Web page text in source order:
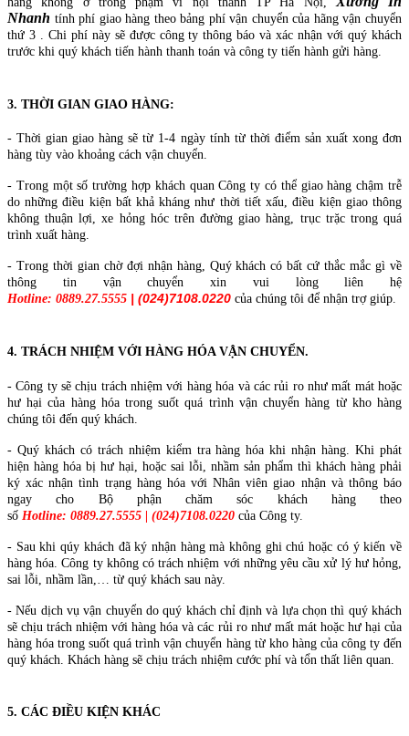
Nhanh tính phí giao hàng theo bảng phí vận chuyển của hãng vận chuyển
thứ 3 . Chi phí này sẽ được công ty thông báo và xác nhận với quý khách
trước khi quý khách tiến hành thanh toán và công ty tiến hành gửi hàng.
3. THỜI GIAN GIAO HÀNG:
- Thời gian giao hàng sẽ từ 1-4 ngày tính từ thời điểm sản xuất xong đơn
hàng tùy vào khoảng cách vận chuyển.
- Trong một số trường hợp khách quan Công ty có thể giao hàng chậm trễ
do những điều kiện bất khả kháng như thời tiết xấu, điều kiện giao thông
không thuận lợi, xe hỏng hóc trên đường giao hàng, trục trặc trong quá
trình xuất hàng.
- Trong thời gian chờ đợi nhận hàng, Quý khách có bất cứ thắc mắc gì về
thông tin vận chuyển xin vui lòng liên hệ
Hotline: 0889.27.5555 | (024)7108.0220 của chúng tôi để nhận trợ giúp.
4. TRÁCH NHIỆM VỚI HÀNG HÓA VẬN CHUYỂN.
- Công ty sẽ chịu trách nhiệm với hàng hóa và các rủi ro như mất mát hoặc
hư hại của hàng hóa trong suốt quá trình vận chuyển hàng từ kho hàng
chúng tôi đến quý khách.
- Quý khách có trách nhiệm kiểm tra hàng hóa khi nhận hàng. Khi phát
hiện hàng hóa bị hư hại, hoặc sai lỗi, nhầm sản phẩm thì khách hàng phải
ký xác nhận tình trạng hàng hóa với Nhân viên giao nhận và thông báo
ngay cho Bộ phận chăm sóc khách hàng theo
số Hotline: 0889.27.5555 | (024)7108.0220 của Công ty.
- Sau khi qúy khách đã ký nhận hàng mà không ghi chú hoặc có ý kiến về
hàng hóa. Công ty không có trách nhiệm với những yêu cầu xử lý hư hỏng,
sai lỗi, nhầm lần,… từ quý khách sau này.
- Nếu dịch vụ vận chuyển do quý khách chỉ định và lựa chọn thì quý khách
sẽ chịu trách nhiệm với hàng hóa và các rủi ro như mất mát hoặc hư hại của
hàng hóa trong suốt quá trình vận chuyển hàng từ kho hàng của công ty đến
quý khách. Khách hàng sẽ chịu trách nhiệm cước phí và tổn thất liên quan.
5. CÁC ĐIỀU KIỆN KHÁC